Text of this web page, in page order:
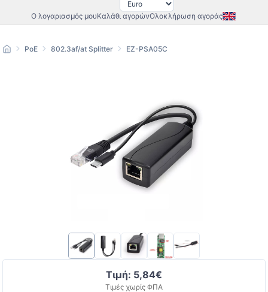
Ο λογαριασμός μουΚαλάθι αγορώνΟλοκλήρωση αγοράς
Τιμή: 5,84€
Τιμές χωρίς ΦΠΑ
PoE 802.3af/at Splitter EZ-PSA05C